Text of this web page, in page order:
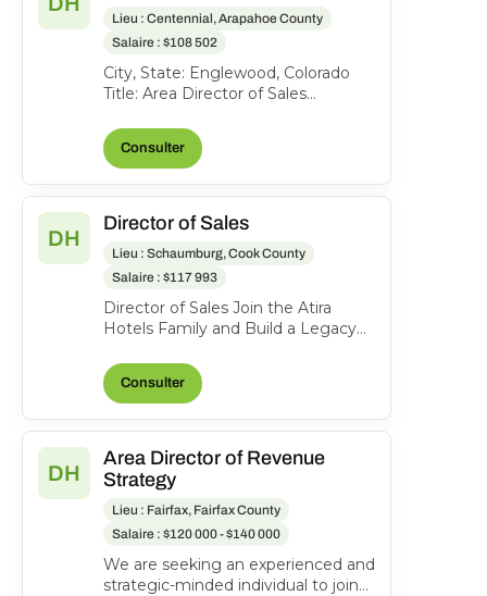
Lieu : Centennial, Arapahoe County
Salaire : $108 502
City, State: Englewood, Colorado
Title: Area Director of Sales
Exempt Status: F ull-time...
Consulter
DH
Director of Sales
Lieu : Schaumburg, Cook County
Salaire : $117 993
Director of Sales Join the Atira
Hotels Family and Build a Legacy
Place Schaumbu...
Consulter
DH
Area Director of Revenue
Strategy
Lieu : Fairfax, Fairfax County
Salaire : $120 000 - $140 000
We are seeking an experienced and
strategic-minded individual to join